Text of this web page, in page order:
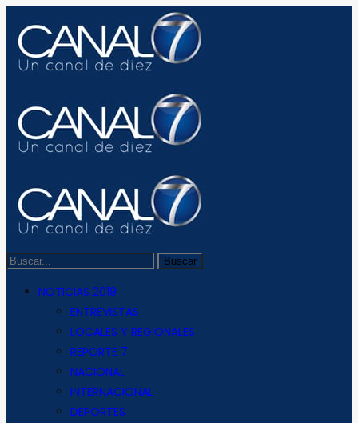
NOTICIAS 2019
ENTREVISTAS
LOCALES Y REGIONALES
REPORTE 7
NACIONAL
INTERNACIONAL
DEPORTES